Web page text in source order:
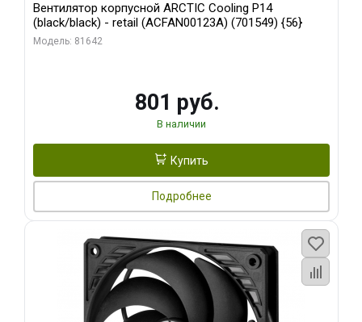
Вентилятор корпусной ARCTIC Cooling P14
(black/black) - retail (ACFAN00123A) (701549) {56}
Модель: 81642
801 руб.
В наличии
Купить
Подробнее